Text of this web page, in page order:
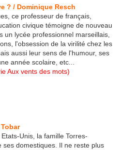
? / Dominique Resch
ce professeur de français,
civique témoigne de nouveau
un lycée professionnel marseillais,
l'obsession de la virilité chez les
aussi leur sens de l'humour, ses
année scolaire, etc...
Aux vents des mots)
Unis, la famille Torres-
domestiques. Il ne reste plus